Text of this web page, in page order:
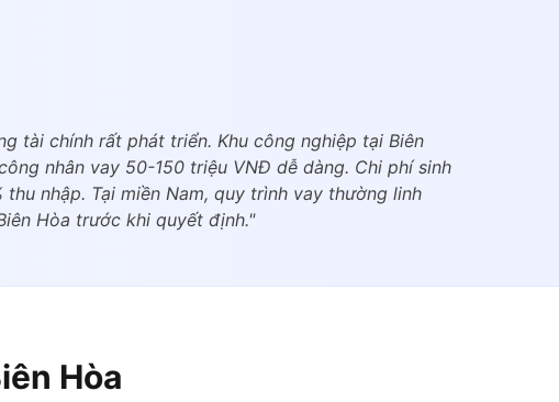
tài chính rất phát triển. Khu công nghiệp tại Biên
nhân vay 50-150 triệu VNĐ dễ dàng. Chi phí sinh
nhập. Tại miền Nam, quy trình vay thường linh
Hòa trước khi quyết định."
Hòa